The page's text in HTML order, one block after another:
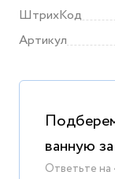
ШтрихКод
Артикул
ванную
Ответьте на